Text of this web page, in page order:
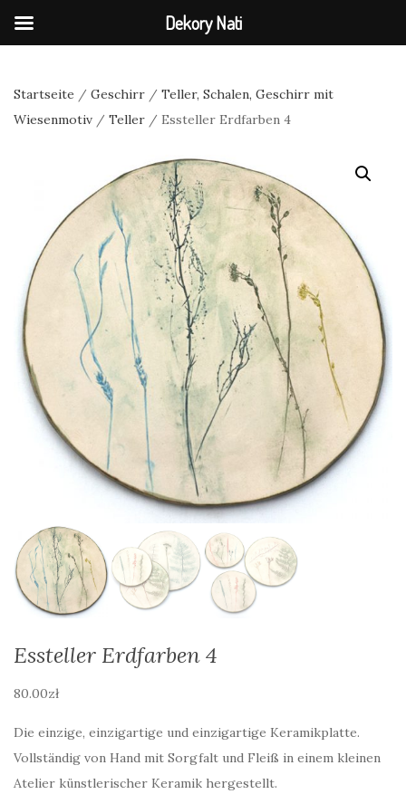
Startseite / Geschirr / Teller, Schalen, Geschirr mit
Wiesenmotiv / Teller / Essteller Erdfarben 4
Essteller Erdfarben 4
80.00zł
Die einzige, einzigartige und einzigartige Keramikplatte.
Vollständig von Hand mit Sorgfalt und Fleiß in einem kleinen
Atelier künstlerischer Keramik hergestellt.
Dekory Nati